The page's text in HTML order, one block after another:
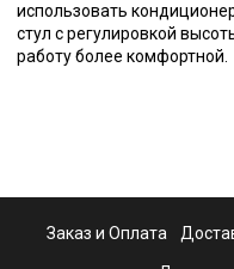
использовать
стул с регулировкой
работу более комфортной.
Заказ и Оплата